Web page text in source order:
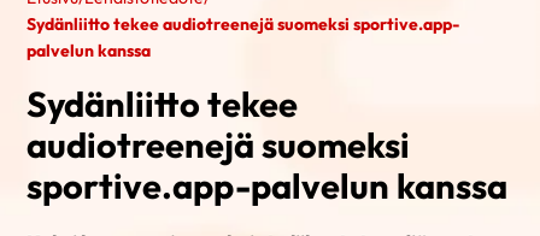
Sydänliitto tekee audiotreenejä suomeksi sportive.app-
palvelun kanssa
Sydänliitto tekee
audiotreenejä suomeksi
sportive.app-palvelun kanssa